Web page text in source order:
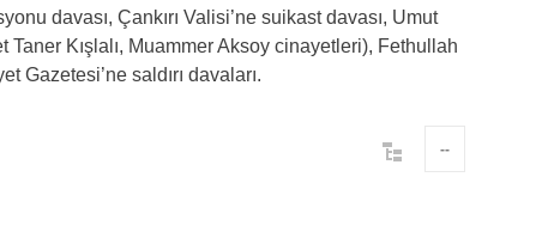
davası, Çankırı Valisi’ne suikast davası, Umut
Kışlalı, Muammer Aksoy cinayetleri), Fethullah
Gazetesi’ne saldırı davaları.
--